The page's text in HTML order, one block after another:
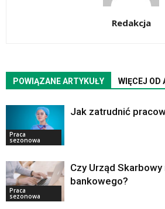
Redakcja
POWIĄZANE ARTYKUŁY WIĘCEJ OD
Praca
sezonowa
Jak zatrudnić
Praca
sezonowa
Czy Urząd
bankowego?